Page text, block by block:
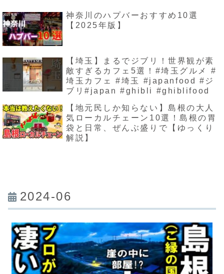
神奈川のハプバーおすすめ10選
【2025年版】
【埼玉】まるでジブリ！世界観が素
敵すぎるカフェ5選！#埼玉グルメ #
埼玉カフェ #埼玉 #japanfood #ジ
ブリ#japan #ghibli #ghiblifood
【地元民しか知らない】島根の大人
気ローカルチェーン10選！島根の胃
袋と日常、ぜんぶ盛りで【ゆっくり
解説】
2024-06